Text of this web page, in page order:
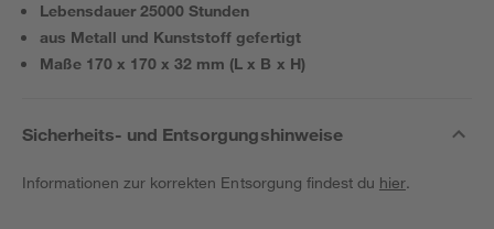
Lebensdauer 25000 Stunden
aus Metall und Kunststoff gefertigt
Maße 170 x 170 x 32 mm (L x B x H)
Sicherheits- und Entsorgungshinweise
Informationen zur korrekten Entsorgung findest du hier.